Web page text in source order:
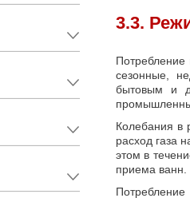
3.3.
Потребление
сезонные,
бытовым и
Колебания в
расход газа
этом в
приема ванн.